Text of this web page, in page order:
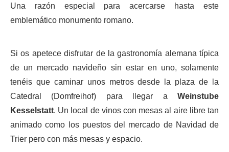
Una razón especial para acercarse hasta este
emblemático monumento romano.
Si os apetece disfrutar de la gastronomía alemana típica
de un mercado navideño sin estar en uno, solamente
tenéis que caminar unos metros desde la plaza de la
Catedral (Domfreihof) para llegar a Weinstube
Kesselstatt. Un local de vinos con mesas al aire libre tan
animado como los puestos del mercado de Navidad de
Trier pero con más mesas y espacio.